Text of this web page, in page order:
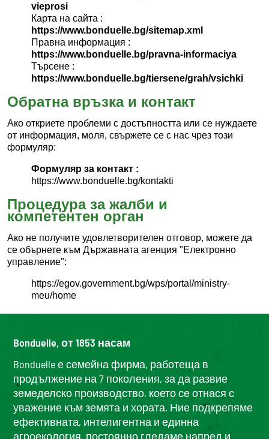
vieprosi
Карта на сайта :
https://www.bonduelle.bg/sitemap.xml
Правна информация :
https://www.bonduelle.bg/pravna-informaciya
Търсене :
https://www.bonduelle.bg/tiersene/grah/vsichki
Обратна връзка и контакт
Ако откриете проблеми с достъпността или се нуждаете
от информация, моля, свържете се с нас чрез този
формуляр:
Формуляр за контакт :
https://www.bonduelle.bg/kontakti
Процедура за жалби и
компетентен орган
Ако не получите удовлетворителен отговор, можете да
се обърнете към Държавната агенция "Електронно
управление":
https://egov.government.bg/wps/portal/ministry-
meu/home
Bonduelle, от 1853 насам
Bonduelle е семейна фирма, работеща в
продължение на 7 поколения, за да развие
земеделско производство, което се отнася с
уважение към земята и хората. Ние подкрепяме
ефективната, интелигентна и единна
агроекология, постоянно гледаме напред и